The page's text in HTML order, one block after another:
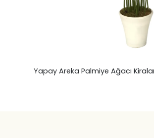
Yapay Areka Palmiye Ağacı